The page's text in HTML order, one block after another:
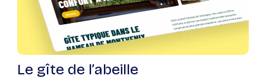
Le gîte de l’abeille